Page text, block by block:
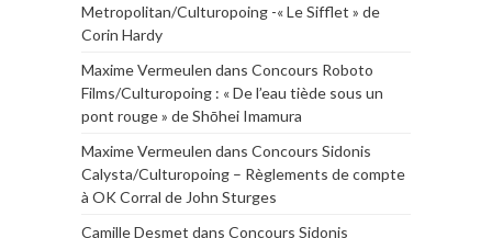
Metropolitan/Culturopoing -« Le Sifflet » de
Corin Hardy
Maxime Vermeulen dans Concours Roboto
Films/Culturopoing : « De l’eau tiède sous un
pont rouge » de Shōhei Imamura
Maxime Vermeulen dans Concours Sidonis
Calysta/Culturopoing – Règlements de compte
à OK Corral de John Sturges
Camille Desmet dans Concours Sidonis